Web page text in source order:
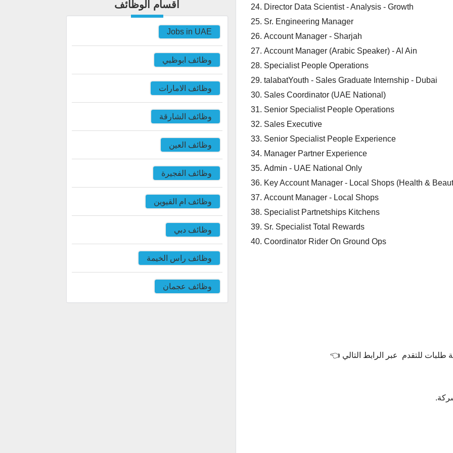
Director Data Scientist - Analysis - Growth
Sr. Engineering Manager
Account Manager - Sharjah
Account Manager (Arabic Speaker) - Al Ain
Specialist People Operations
talabatYouth - Sales Graduate Internship - Dubai
Sales Coordinator (UAE National)
Senior Specialist People Operations
Sales Executive
Senior Specialist People Experience
Manager Partner Experience
Admin - UAE National Only
Key Account Manager - Local Shops (Health &
Account Manager - Local Shops
Specialist Partnetships Kitchens
Sr. Specialist Total Rewards
Coordinator Rider On Ground Ops
طلبات للتقدم عبر الرابط التالي 👈
اقسام الوظائف
Jobs in UAE
وظائف ابوظبي
وظائف الامارات
وظائف الشارقة
وظائف العين
وظائف الفجيرة
وظائف ام القيوين
وظائف دبي
وظائف راس الخيمة
وظائف عجمان